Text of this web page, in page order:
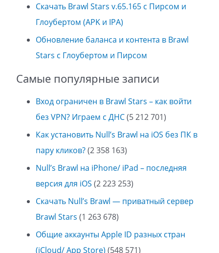
Скачать Brawl Stars v.65.165 с Пирсом и
Глоубертом (APK и IPA)
Обновление баланса и контента в Brawl
Stars с Глоубертом и Пирсом
Самые популярные записи
Вход ограничен в Brawl Stars – как войти
без VPN? Играем с ДНС(5 212 701)
Как установить Null’s Brawl на iOS без ПК в
пару кликов?(2 358 163)
Null’s Brawl на iPhone/ iPad – последняя
версия для iOS (2 223 253)
Скачать Null’s Brawl — приватный сервер
Brawl Stars (1 263 678)
Общие аккаунты Apple ID разных стран
(iCloud/ App Store) (548 571)